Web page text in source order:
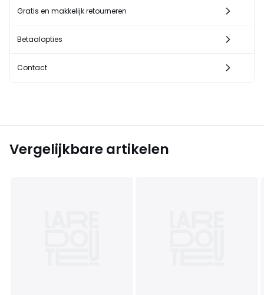
Gratis en makkelijk retourneren
Betaalopties
Contact
Vergelijkbare artikelen